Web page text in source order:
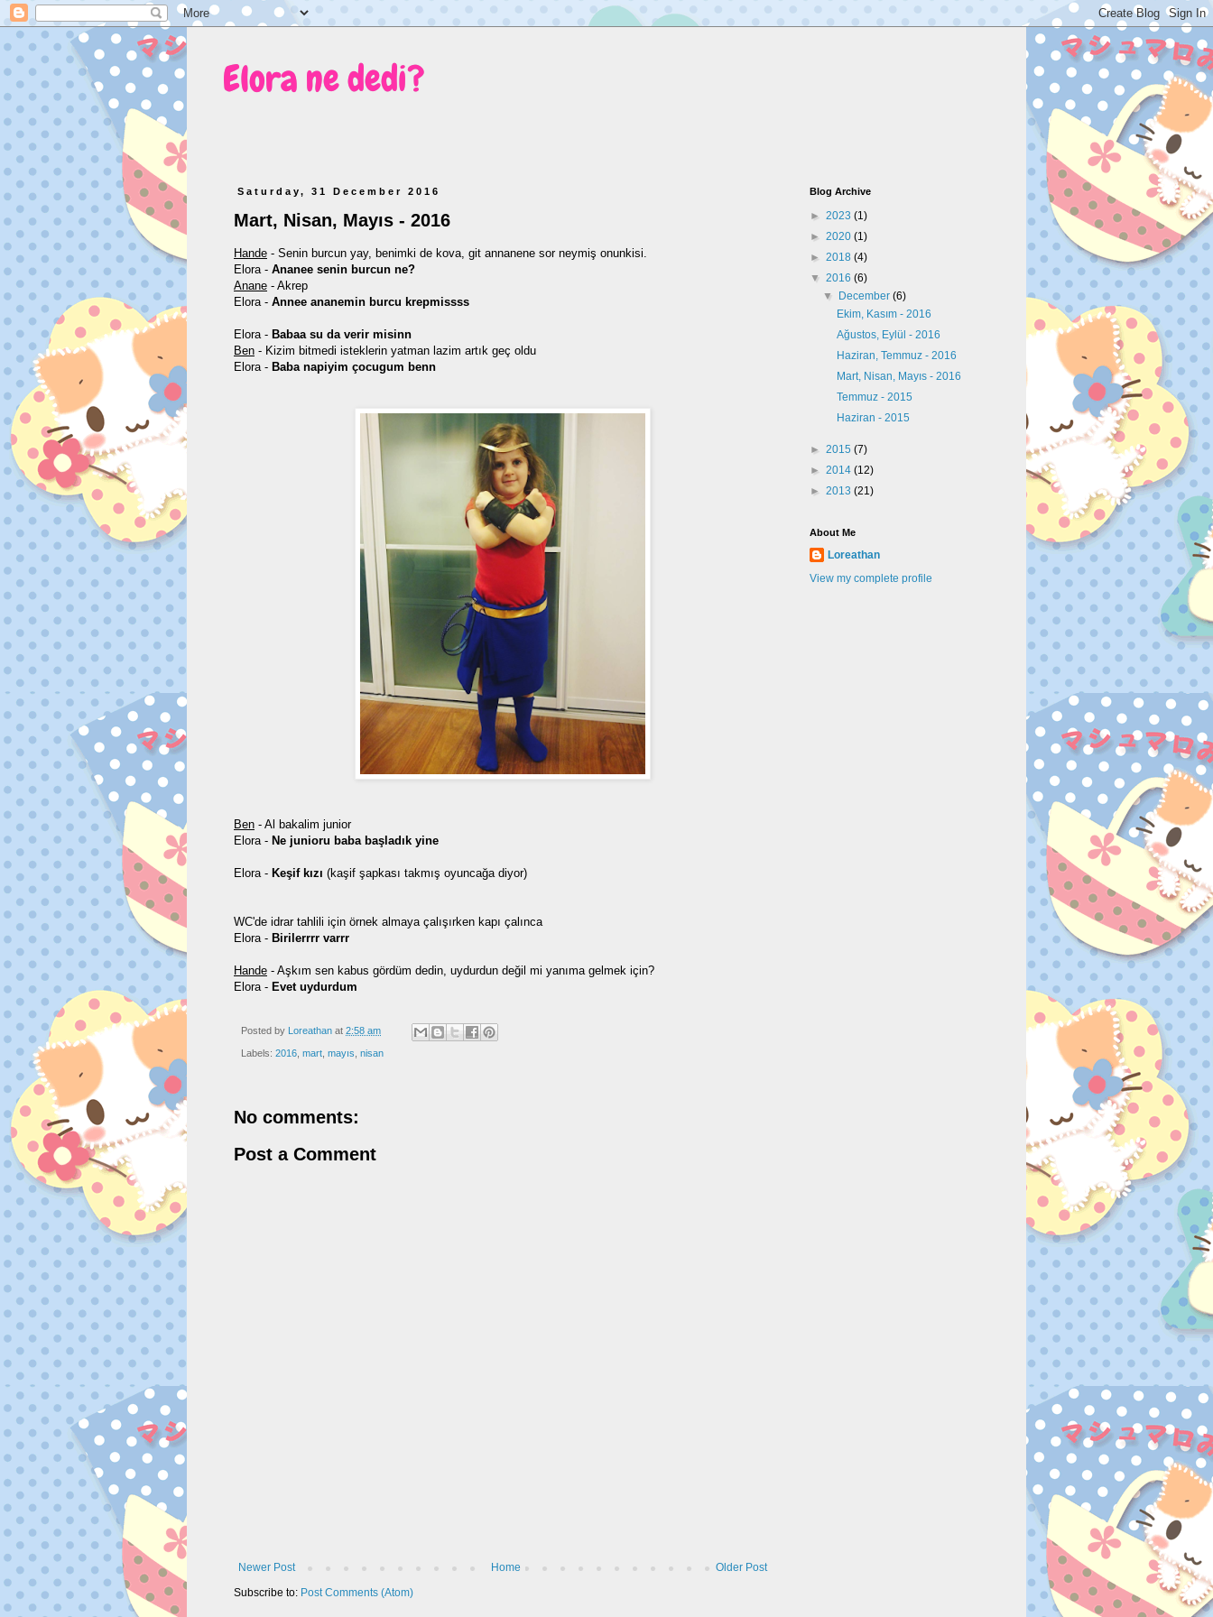
Elora ne dedi?
Saturday, 31 December 2016
Mart, Nisan, Mayıs - 2016
Hande - Senin burcun yay, benimki de kova, git annanene sor neymiş onunkisi.
Elora - Ananee senin burcun ne?
Anane - Akrep
Elora - Annee ananemin burcu krepmissss
Elora - Babaa su da verir misinn
Ben - Kizim bitmedi isteklerin yatman lazim artık geç oldu
Elora - Baba napiyim çocugum benn
Ben - Al bakalim junior
Elora - Ne junioru baba başladık yine
Elora - Keşif kızı (kaşif şapkası takmış oyuncağa diyor)
WC'de idrar tahlili için örnek almaya çalışırken kapı çalınca
Elora - Birilerrrr varrr
Hande - Aşkım sen kabus gördüm dedin, uydurdun değil mi yanıma gelmek için?
Elora - Evet uydurdum
Posted by Loreathan at 2:58 am
Labels: 2016 mart mayıs nisan
No comments:
Post a Comment
Newer Post Older Post
Home
Subscribe to: Post Comments (Atom)
Blog Archive
► 2023 (1)
► 2020 (1)
► 2018 (4)
▼ 2016 (6)
▼
December(6)
Ekim, Kasım - 2016
Ağustos, Eylül - 2016
Haziran, Temmuz - 2016
Mart, Nisan, Mayıs - 2016
Temmuz - 2015
Haziran - 2015
► 2015 (7)
► 2014 (12)
► 2013 (21)
About Me
Loreathan
View my complete profile